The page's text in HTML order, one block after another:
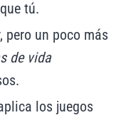
tú.
un poco más
de vida
los juegos